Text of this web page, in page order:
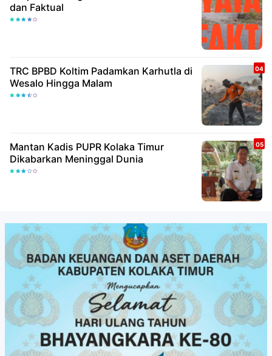
dan Faktual
TRC BPBD Koltim Padamkan Karhutla di
Wesalo Hingga Malam
Mantan Kadis PUPR Kolaka Timur
Dikabarkan Meninggal Dunia